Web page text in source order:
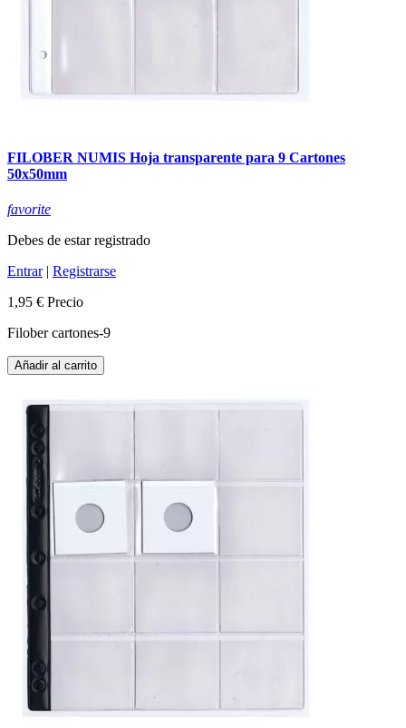
FILOBER NUMIS Hoja transparente para 9 Cartones
50x50mm
favorite
Debes de estar registrado
Entrar| Registrarse
1,95 € Precio
Filober cartones-9
Añadir al carrito